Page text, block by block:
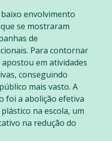
envolvimento
se mostraram
de
Para contornar
em atividades
conseguindo
mais vasto. A
foi a abolição efetiva
na escola, um
na redução do